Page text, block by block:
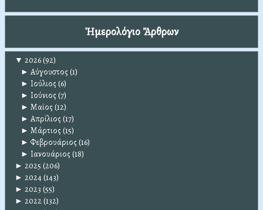
Ἡμερολόγιο Ἄρθρων
▼ 2026(92)
► Αύγουστος (1)
► Ιούλιος (6)
► Ιούνιος (7)
► Μαϊος (12)
► Απρίλιος (17)
► Μάρτιος (15)
► Φεβρουάριος (16)
► Ιανουάριος (18)
► 2025 (206)
► 2024(143)
► 2023 (55)
► 2022(132)